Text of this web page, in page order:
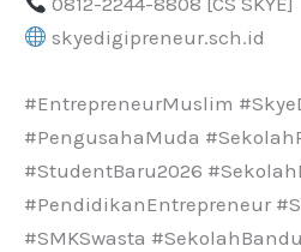
skyedigipreneur.sch.id
#EntrepreneurMuslim
#PengusahaMuda
#StudentBaru2026
#PendidikanEntrepreneur
#SMKSwasta